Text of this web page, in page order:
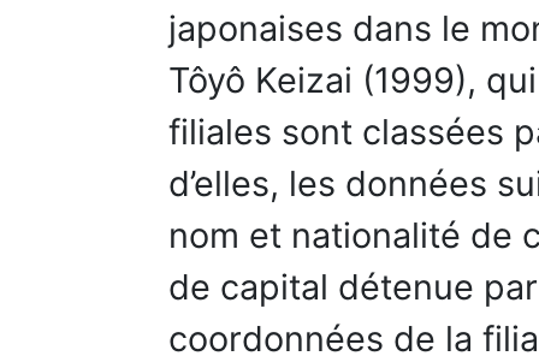
japonaises dans le
Tôyô Keizai (1999),
filiales sont classées
d’elles, les données
nom et nationalité de
de capital détenue
coordonnées de la